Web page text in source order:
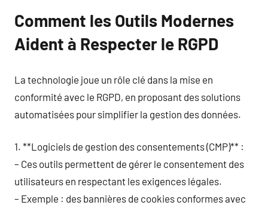
Comment les Outils Modernes
Aident à Respecter le RGPD
La technologie joue un rôle clé dans la mise en
conformité avec le RGPD, en proposant des solutions
automatisées pour simplifier la gestion des données.
1. **Logiciels de gestion des consentements (CMP)** :
– Ces outils permettent de gérer le consentement des
utilisateurs en respectant les exigences légales.
– Exemple : des bannières de cookies conformes avec